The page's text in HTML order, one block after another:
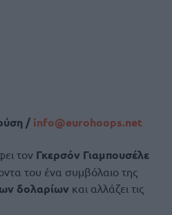
/ info@eurohoops.net
τον Γκερσόν Γιαμπουσέλε
του ένα συμβόλαιο της
δολαρίων και αλλάζει τις